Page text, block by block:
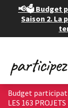
📢🗳️ Budget
Saison 2. La
Budget
LES 163 PROJETS